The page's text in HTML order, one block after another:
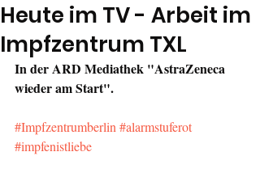
Heute im TV - Arbeit im
Impfzentrum TXL
In der ARD Mediathek "AstraZeneca
wieder am Start".
#Impfzentrumberlin #alarmstuferot
#impfenistliebe